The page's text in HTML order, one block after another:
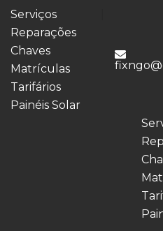
Serviços
Reparações
Chaves
Matrículas
Tarifários
Painéis Solar